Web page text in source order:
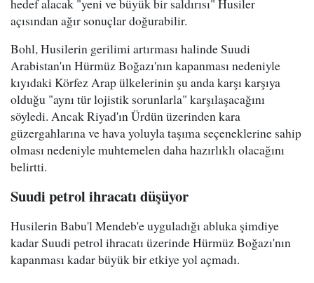
hedef alacak "yeni ve büyük bir saldırısı" Husiler
açısından ağır sonuçlar doğurabilir.
Bohl, Husilerin gerilimi artırması halinde Suudi
Arabistan'ın Hürmüz Boğazı'nın kapanması nedeniyle
kıyıdaki Körfez Arap ülkelerinin şu anda karşı karşıya
olduğu "aynı tür lojistik sorunlarla" karşılaşacağını
söyledi. Ancak Riyad'ın Ürdün üzerinden kara
güzergahlarına ve hava yoluyla taşıma seçeneklerine sahip
olması nedeniyle muhtemelen daha hazırlıklı olacağını
belirtti.
Suudi petrol ihracatı düşüyor
Husilerin Babu'l Mendeb'e uyguladığı abluka şimdiye
kadar Suudi petrol ihracatı üzerinde Hürmüz Boğazı'nın
kapanması kadar büyük bir etkiye yol açmadı.